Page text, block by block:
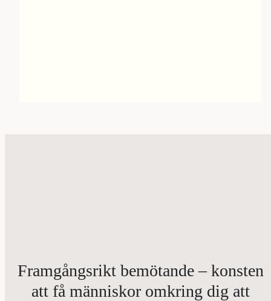
Framgångsrikt bemötande – konsten
att få människor omkring dig att